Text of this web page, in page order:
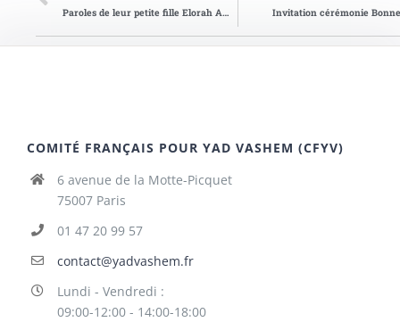
Paroles de leur petite fille Elorah AMBACHER Invitation cérémonie
COMITÉ FRANÇAIS POUR YAD VASHEM (CFYV)
6 avenue de la Motte-Picquet
75007 Paris
01 47 20 99 57
contact@yadvashem.fr
Lundi - Vendredi :
09:00-12:00 - 14:00-18:00